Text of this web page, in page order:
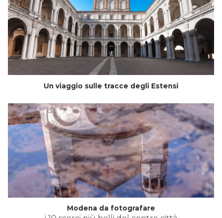
Un viaggio sulle tracce degli Estensi
Modena da fotografare